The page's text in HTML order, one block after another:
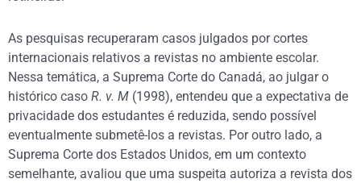
As pesquisas recuperaram casos julgados por cortes
internacionais relativos a revistas no ambiente escolar.
Nessa temática, a Suprema Corte do Canadá, ao julgar o
histórico caso R. v. M (1998), entendeu que a expectativa de
privacidade dos estudantes é reduzida, sendo possível
eventualmente submetê-los a revistas. Por outro lado, a
Suprema Corte dos Estados Unidos, em um contexto
semelhante, avaliou que uma suspeita autoriza a revista dos